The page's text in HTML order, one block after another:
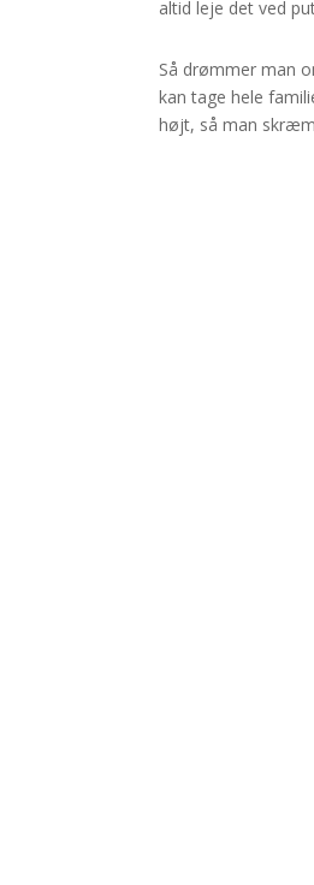
altid leje det ved
Så drømmer man
kan tage hele
højt, så man